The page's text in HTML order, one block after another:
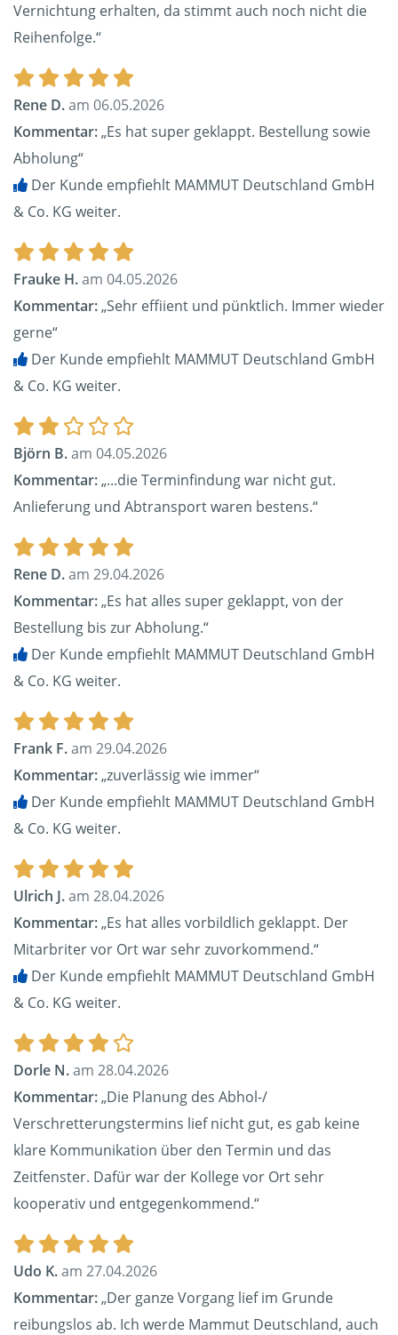
Vernichtung erhalten, da stimmt auch noch nicht die
Reihenfolge.“
Rene D.am 06.05.2026
Kommentar:„Es hat super geklappt. Bestellung sowie
Abholung“
Der Kunde empfiehlt MAMMUT Deutschland GmbH
& Co. KG weiter.
Frauke H.am 04.05.2026
Kommentar:„Sehr effiient und pünktlich. Immer wieder
gerne“
Der Kunde empfiehlt MAMMUT Deutschland GmbH
& Co. KG weiter.
Björn B.am 04.05.2026
Kommentar:„...die Terminfindung war nicht gut.
Anlieferung und Abtransport waren bestens.“
Rene D.am 29.04.2026
Kommentar:„Es hat alles super geklappt, von der
Bestellung bis zur Abholung.“
Der Kunde empfiehlt MAMMUT Deutschland GmbH
& Co. KG weiter.
Frank F.am 29.04.2026
Kommentar:„zuverlässig wie immer“
Der Kunde empfiehlt MAMMUT Deutschland GmbH
& Co. KG weiter.
Ulrich J.am 28.04.2026
Kommentar:„Es hat alles vorbildlich geklappt. Der
Mitarbriter vor Ort war sehr zuvorkommend.“
Der Kunde empfiehlt MAMMUT Deutschland GmbH
& Co. KG weiter.
Dorle N.am 28.04.2026
Kommentar:„Die Planung des Abhol-/
Verschretterungstermins lief nicht gut, es gab keine
klare Kommunikation über den Termin und das
Zeitfenster. Dafür war der Kollege vor Ort sehr
kooperativ und entgegenkommend.“
Udo K.am 27.04.2026
Kommentar:„Der ganze Vorgang lief im Grunde
reibungslos ab. Ich werde Mammut Deutschland, auch